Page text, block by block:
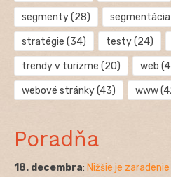
segmenty(28) segmentácia
stratégie (34) testy(24)
trendy v turizme (20) web
webové stránky(43) www
Poradňa
18. decembra: Nižšie je